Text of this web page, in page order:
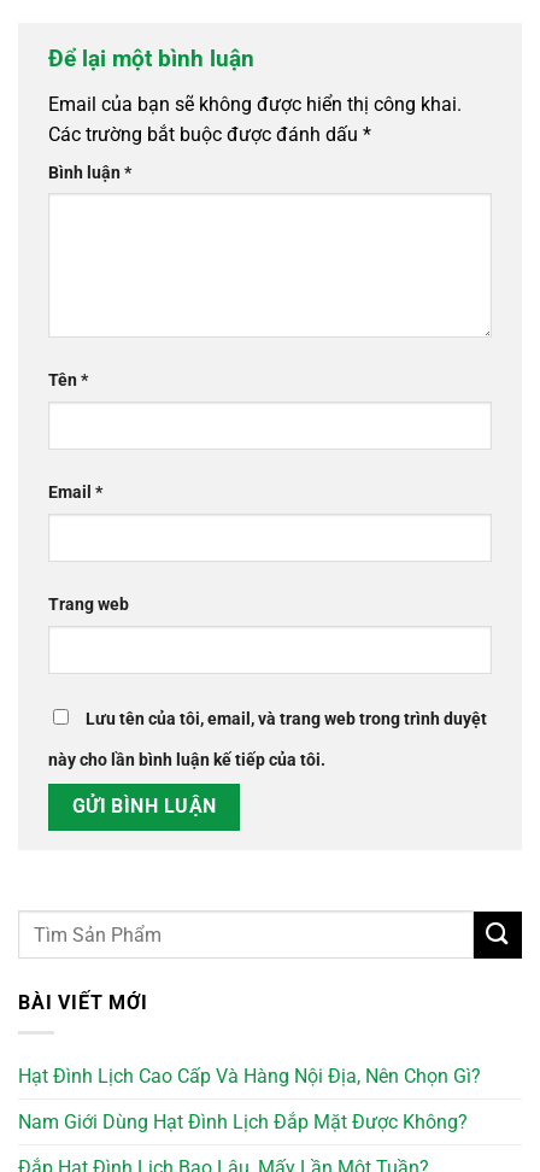
Để lại một bình luận
Email của bạn sẽ không được hiển thị công khai.
Các trường bắt buộc được đánh dấu *
Bình luận*
Tên*
Email *
Trang web
Lưu tên của tôi, email, và trang web trong trình duyệt
này cho lần bình luận kế tiếp của tôi.
BÀI VIẾT MỚI
Hạt Đình Lịch Cao Cấp Và Hàng Nội Địa, Nên Chọn Gì?
Nam Giới Dùng Hạt Đình Lịch Đắp Mặt Được Không?